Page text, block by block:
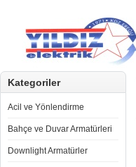
Kategoriler
Acil ve Yönlendirme
Bahçe ve Duvar Armatürleri
Downlight Armatürler